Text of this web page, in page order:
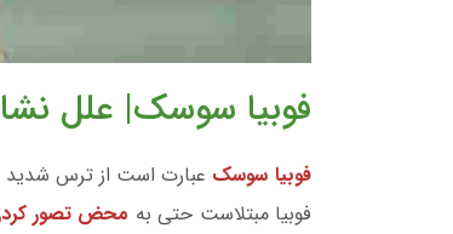
فوبیا سوسک| علل
فوبیا سوسک عبارت است از ترس شدید
فوبیا مبتلاست حتی به محض تصور